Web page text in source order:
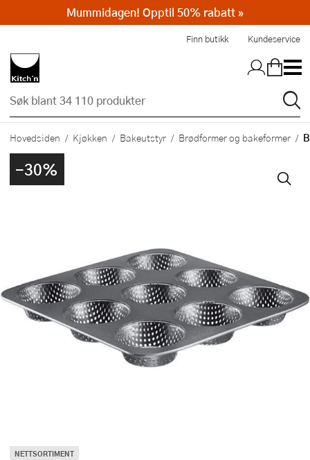
Finn butikk Kundeservice
Hovedsiden Kjøkken Bakeutstyr Brødformer og bakeformer
-30%
NETTSORTIMENT
Mummidagen! Opptil 50% rabatt »